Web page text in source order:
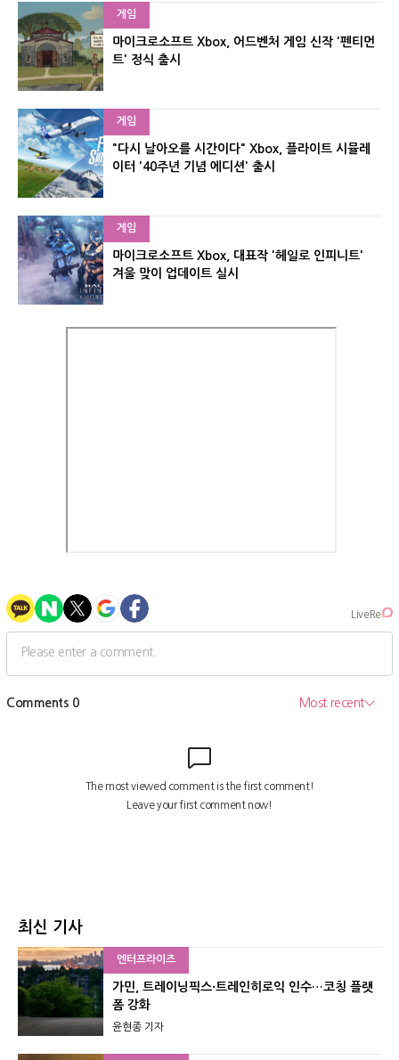
게임
마이크로소프트 Xbox, 어드벤처 게임 신작 '펜티먼
트' 정식 출시
게임
"다시 날아오를 시간이다" Xbox, 플라이트 시뮬레
이터 '40주년 기념 에디션' 출시
게임
마이크로소프트 Xbox, 대표작 '헤일로 인피니트'
겨울 맞이 업데이트 실시
최신 기사
엔터프라이즈
가민, 트레이닝픽스·트레인히로익 인수…코칭 플랫
폼 강화
윤현종 기자